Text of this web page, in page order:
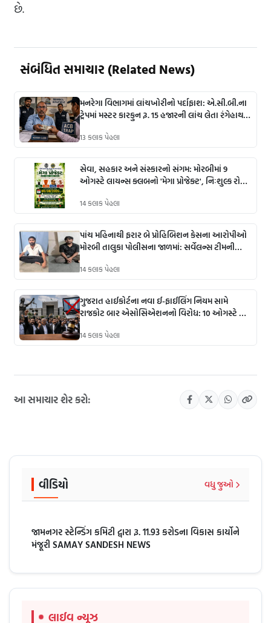
છે.
સંબંધિત સમાચાર (Related News)
મનરેગા વિભાગમાં લાંચખોરીનો પર્દાફાશ: એ.સી.બી.ના
ટ્રેપમાં મસ્ટર કારકુન રૂ. 15 હજારની લાંચ લેતા રંગેહાથ
13 કલાક પેહલા
સેવા, સહકાર અને સંસ્કારનો સંગમ: મોરબીમાં 9
ઓગસ્ટે લાયન્સ ક્લબનો 'મેગા પ્રોજેક્ટ', નિઃશુલ્ક રોપા
14 કલાક પેહલા
પાંચ મહિનાથી ફરાર બે પ્રોહિબિશન કેસના આરોપીઓ
મોરબી તાલુકા પોલીસના જાળમાં: સર્વેલન્સ ટીમની
14 કલાક પેહલા
ગુજરાત હાઈકોર્ટના નવા ઈ-ફાઈલિંગ નિયમ સામે
રાજકોટ બાર એસોસિએશનનો વિરોધ: 10 ઓગસ્ટે એક
14 કલાક પેહલા
આ સમાચાર શેર કરો:
વીડિયો વધુ જુઓ
જામનગર સ્ટેન્ડિંગ કમિટી દ્વારા રૂ. 11.93 કરોડના વિકાસ કાર્યોને
મંજૂરી SAMAY SANDESH NEWS
લાઈવ ન્યૂઝ